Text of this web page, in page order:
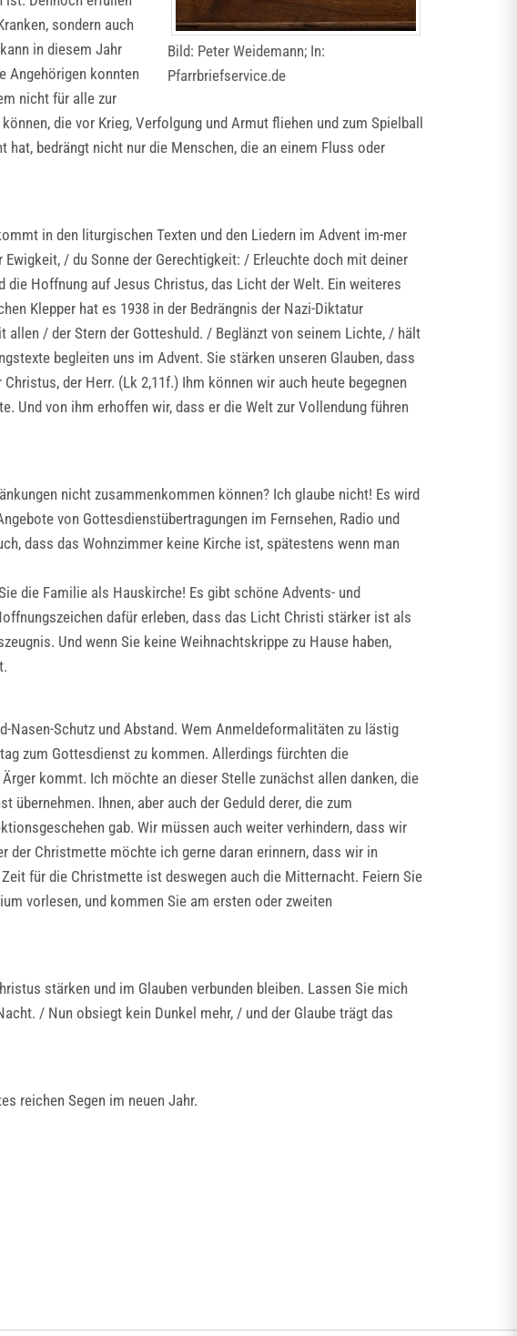
Bild: Peter Weidemann; In:
Pfarrbriefservice.de
sondern auch
in diesem Jahr
Angehörigen konnten
nicht für alle zur
die vor Krieg, Verfolgung und Armut fliehen und zum Spielball
bedrängt nicht nur die Menschen, die an einem Fluss oder
in den liturgischen Texten und den Liedern im Advent im-mer
/ du Sonne der Gerechtigkeit: / Erleuchte doch mit deiner
Hoffnung auf Jesus Christus, das Licht der Welt. Ein weiteres
Klepper hat es 1938 in der Bedrängnis der Nazi-Diktatur
/ der Stern der Gotteshuld. / Beglänzt von seinem Lichte, / hält
begleiten uns im Advent. Sie stärken unseren Glauben, dass
der Herr. (Lk 2,11f.) Ihm können wir auch heute begegnen
Und von ihm erhoffen wir, dass er die Welt zur Vollendung führen
nicht zusammenkommen können? Ich glaube nicht! Es wird
von Gottesdienstübertragungen im Fernsehen, Radio und
dass das Wohnzimmer keine Kirche ist, spätestens wenn man
die Familie als Hauskirche! Es gibt schöne Advents- und
dafür erleben, dass das Licht Christi stärker ist als
Und wenn Sie keine Weihnachtskrippe zu Hause haben,
Schutz und Abstand. Wem Anmeldeformalitäten zu lästig
zum Gottesdienst zu kommen. Allerdings fürchten die
kommt. Ich möchte an dieser Stelle zunächst allen danken, die
Ihnen, aber auch der Geduld derer, die zum
gab. Wir müssen auch weiter verhindern, dass wir
der Christmette möchte ich gerne daran erinnern, dass wir in
für die Christmette ist deswegen auch die Mitternacht. Feiern Sie
vorlesen, und kommen Sie am ersten oder zweiten
stärken und im Glauben verbunden bleiben. Lassen Sie mich
/ Nun obsiegt kein Dunkel mehr, / und der Glaube trägt das
reichen Segen im neuen Jahr.